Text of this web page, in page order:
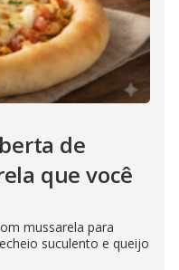
de
que você
mussarela para
suculento e queijo